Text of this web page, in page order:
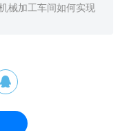
械加工车间如何实现
